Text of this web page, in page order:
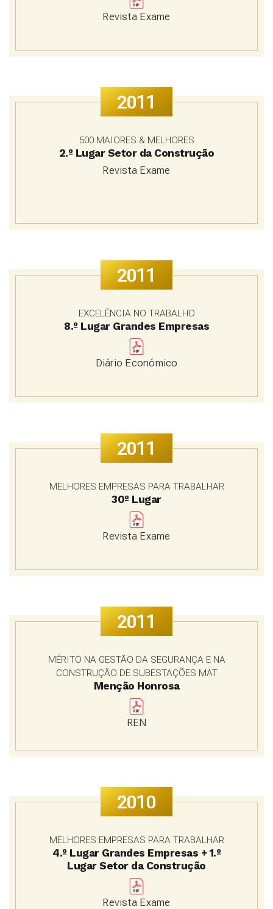
Revista Exame
2011
500 MAIORES & MELHORES
2.º Lugar Setor da Construção
Revista Exame
2011
EXCELÊNCIA NO TRABALHO
8.º Lugar Grandes Empresas
Diário Económico
2011
MELHORES EMPRESAS PARA TRABALHAR
30º Lugar
Revista Exame
2011
MÉRITO NA GESTÃO DA SEGURANÇA E NA
CONSTRUÇÃO DE SUBESTAÇÕES MAT
Menção Honrosa
REN
2010
MELHORES EMPRESAS PARA TRABALHAR
4.º Lugar Grandes Empresas + 1.º
Lugar Setor da Construção
Revista Exame